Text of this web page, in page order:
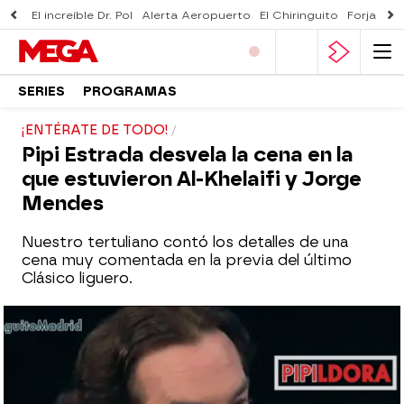
El increíble Dr. Pol Alerta Aeropuerto El Chiringuito Forjado
SERIES PROGRAMAS
¡ENTÉRATE DE TODO!
Pipi Estrada desvela la cena en la
que estuvieron Al-Khelaifi y Jorge
Mendes
Nuestro tertuliano contó los detalles de una
cena muy comentada en la previa del último
Clásico liguero.